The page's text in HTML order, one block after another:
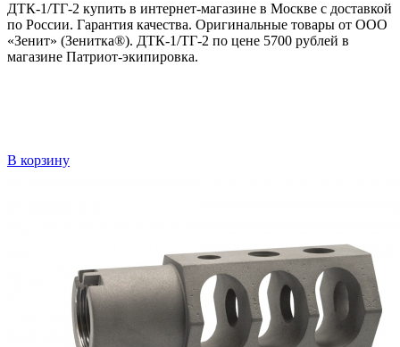
ДТК-1/ТГ-2 купить в интернет-магазине в Москве с доставкой
по России. Гарантия качества. Оригинальные товары от ООО
«Зенит» (Зенитка®). ДТК-1/ТГ-2 по цене 5700 рублей в
магазине Патриот-экипировка.
В корзину